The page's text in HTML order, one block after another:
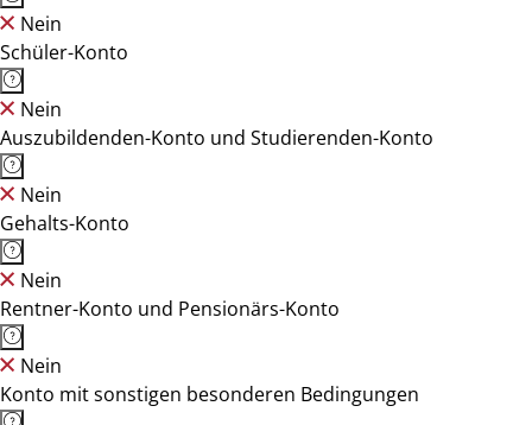
Nein
Schüler-Konto
Nein
Auszubildenden-Konto und Studierenden-Konto
Nein
Gehalts-Konto
Nein
Rentner-Konto und Pensionärs-Konto
Nein
Konto mit sonstigen besonderen Bedingungen